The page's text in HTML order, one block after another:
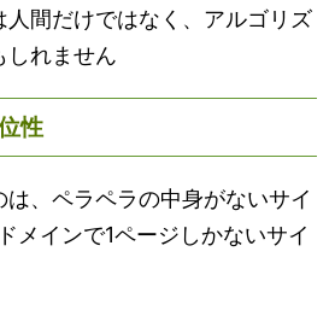
人間だけではなく、アルゴリズ
しれません
性
、ペラペラの中身がないサイ
メインで1ページしかないサイ